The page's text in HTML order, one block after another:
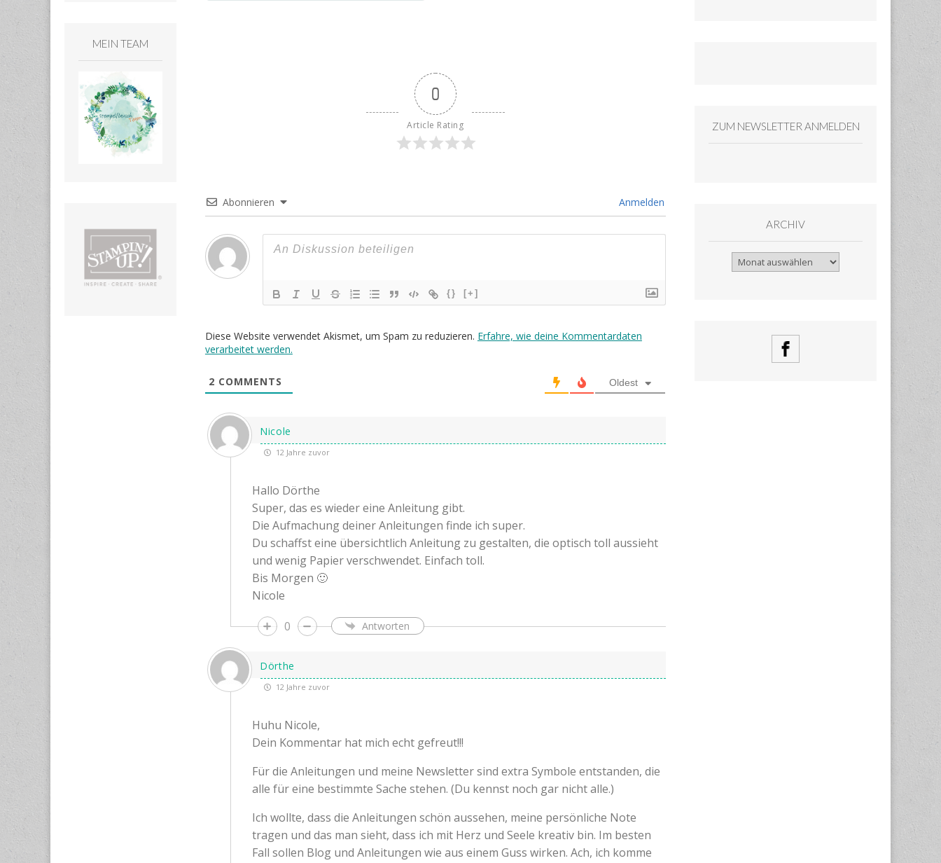
0
Article Rating
Abonnieren Anmelden
{} [+]
Diese Website verwendet Akismet, um Spam zu reduzieren. Erfahre, wie deine Kommentardaten
verarbeitet werden.
2 COMMENTS Oldest
Nicole
12 Jahre zuvor
Hallo Dörthe
Super, das es wieder eine Anleitung gibt.
Die Aufmachung deiner Anleitungen finde ich super.
Du schaffst eine übersichtlich Anleitung zu gestalten, die optisch toll aussieht
und wenig Papier verschwendet. Einfach toll.
Bis Morgen 🙂
Nicole
0
Antworten
Dörthe
12 Jahre zuvor
Huhu Nicole,
Dein Kommentar hat mich echt gefreut!!!
Für die Anleitungen und meine Newsletter sind extra Symbole entstanden, die
alle für eine bestimmte Sache stehen. (Du kennst noch gar nicht alle.)
Ich wollte, dass die Anleitungen schön aussehen, meine persönliche Note
tragen und das man sieht, dass ich mit Herz und Seele kreativ bin. Im besten
Fall sollen Blog und Anleitungen wie aus einem Guss wirken. Ach, ich komme
MEIN TEAM
ZUM NEWSLETTER ANMELDEN
ARCHIV
Archiv